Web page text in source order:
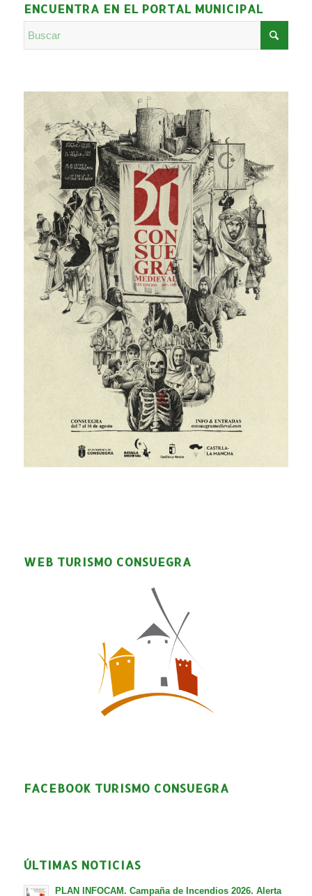
ENCUENTRA EN EL PORTAL MUNICIPAL
WEB TURISMO CONSUEGRA
FACEBOOK TURISMO CONSUEGRA
ÚLTIMAS NOTICIAS
PLAN INFOCAM. Campaña de Incendios 2026. Alerta